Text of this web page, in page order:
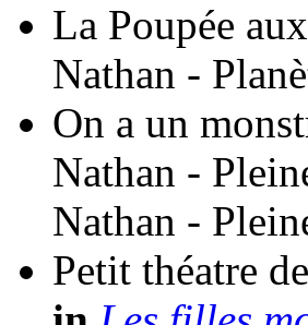
La Poupée
Nathan -
On a un
Nathan -
Nathan -
Petit théatre